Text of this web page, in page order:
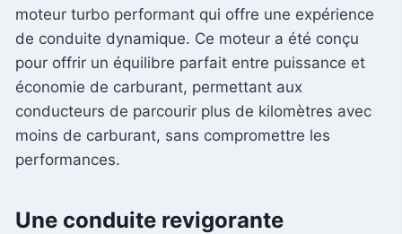
moteur turbo performant qui offre une expérience
de conduite dynamique. Ce moteur a été conçu
pour offrir un équilibre parfait entre puissance et
économie de carburant, permettant aux
conducteurs de parcourir plus de kilomètres avec
moins de carburant, sans compromettre les
performances.
Une conduite revigorante